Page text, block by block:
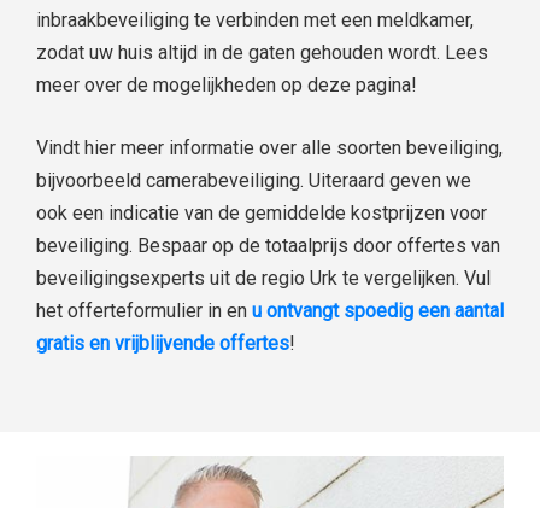
inbraakbeveiliging te verbinden met een meldkamer,
zodat uw huis altijd in de gaten gehouden wordt. Lees
meer over de mogelijkheden op deze pagina!
Vindt hier meer informatie over alle soorten beveiliging,
bijvoorbeeld camerabeveiliging. Uiteraard geven we
ook een indicatie van de gemiddelde kostprijzen voor
beveiliging. Bespaar op de totaalprijs door offertes van
beveiligingsexperts uit de regio Urk te vergelijken. Vul
het offerteformulier in en u ontvangt spoedig een aantal
gratis en vrijblijvende offertes!